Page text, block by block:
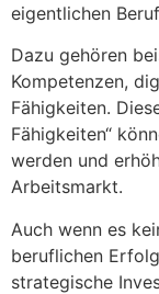
eigentlichen
Dazu gehören
Kompetenzen,
Fähigkeiten.
Fähigkeiten“
werden und
Arbeitsmarkt.
Auch wenn es
beruflichen
strategische